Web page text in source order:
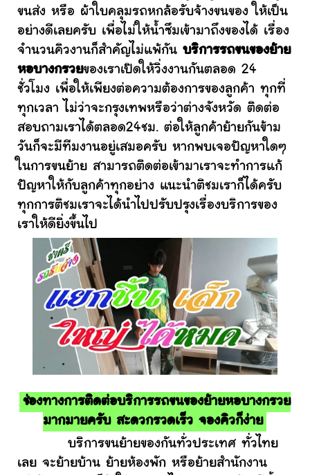
ขนส่ง หรือ ผ้าใบคลุมรถหกล้อรับจ้างขนของ ให้เป็น
อย่างดีเลยครับ เพื่อไม่ให้น้ำซึมเข้ามาถึงของได้ เรื่อง
จำนวนคิวงานก็สำคัญไม่แพ้กันบริการรถขนของย้าย
หอบางกรวยของเราเปิดให้วิ่งงานกันตลอด 24
ชั่วโมง เพื่อให้เพียงต่อความต้องการของลูกค้า ทุกที่
ทุกเวลา ไม่ว่าจะกรุงเทพหรือว่าต่างจังหวัด ติดต่อ
สอบถามเราได้ตลอด24ชม. ต่อให้ลูกค้าย้ายกันข้าม
วันก็จะมีทีมงานอยู่เสมอครับ หากพบเจอปัญหาใดๆ
ในการขนย้าย สามารถติดต่อเข้ามาเราจะทำการแก้
ปัญหาให้กับลูกค้าทุกอย่าง แนะนำติชมเราก็ได้ครับ
ทุกการติชมเราจะได้นำไปปรับปรุงเรื่องบริการของ
เราให้ดียิ่งขึ้นไป
ช่องทางการติดต่อบริการรถขนของย้ายหอบางกรวย
มากมายครับ สะดวกรวดเร็ว จองคิวก็ง่าย
บริการขนย้ายของกันทั่วประเทศ ทั่วไทย
เลย จะย้ายบ้าน ย้ายห้องพัก หรือย้ายสำนักงาน